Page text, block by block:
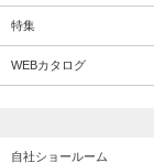
特集
WEBカタログ
自社ショールーム